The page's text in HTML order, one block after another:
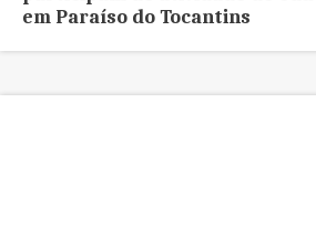
em Paraíso do Tocantins